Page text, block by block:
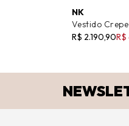
NK
Vestido
R$ 2.190,90R$